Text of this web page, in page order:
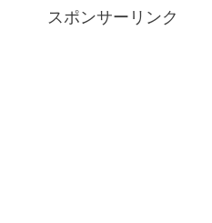
スポンサーリンク